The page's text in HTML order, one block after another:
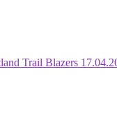
Trail Blazers